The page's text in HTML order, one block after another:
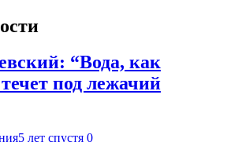
“Вода, как
под лежачий
5 лет спустя 0